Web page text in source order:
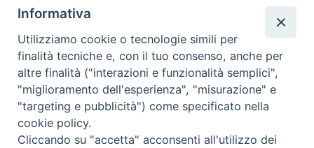
dall'ufficio liturgico
Un corso di formazione per
i ministri straordinari
dell’Eucarestia e per i
lettori della Parola di Dio
Informativa
Utilizziamo cookie o tecnologie simili per
finalità tecniche e, con il tuo consenso, anche per
altre finalità ("interazioni e funzionalità semplici",
"miglioramento dell'esperienza", "misurazione" e
"targeting e pubblicità") come specificato nella
cookie policy.
Cliccando su "accetta" acconsenti all'utilizzo dei